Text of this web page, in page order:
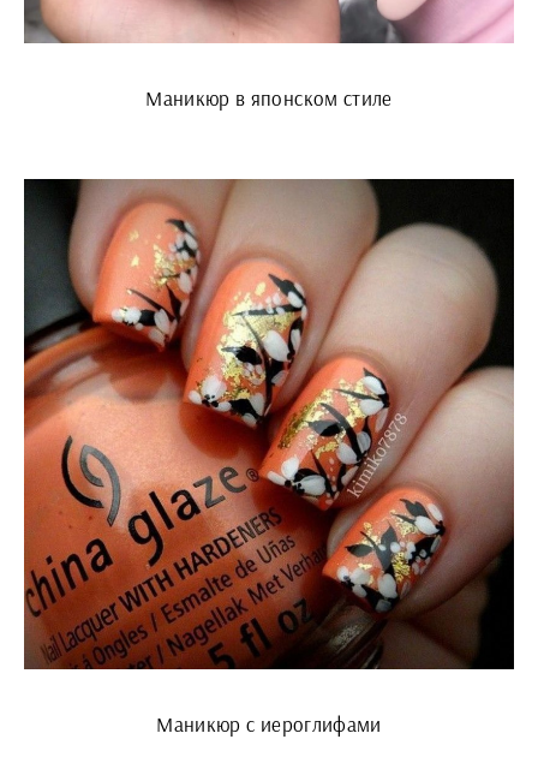
Маникюр в японском стиле
Маникюр с иероглифами